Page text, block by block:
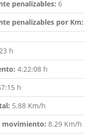
penalizables: 6
penalizables por Km:
h
4:22:08 h
h
5.88 Km/h
movimiento: 8.29 Km/h